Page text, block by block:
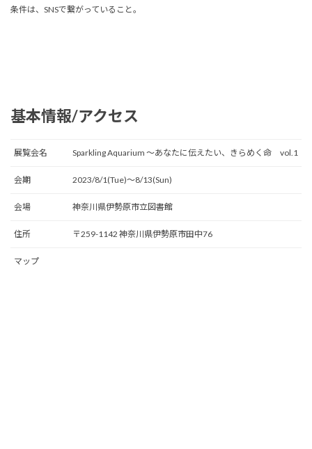
条件は、SNSで繋がっていること。
基本情報/アクセス
展覧会名 Sparkling Aquarium 〜あなたに伝えたい、きらめく命 vol.1
会期 2023/8/1(Tue)〜8/13(Sun)
会場 神奈川県伊勢原市立図書館
住所 〒259-1142 神奈川県伊勢原市田中76
マップ